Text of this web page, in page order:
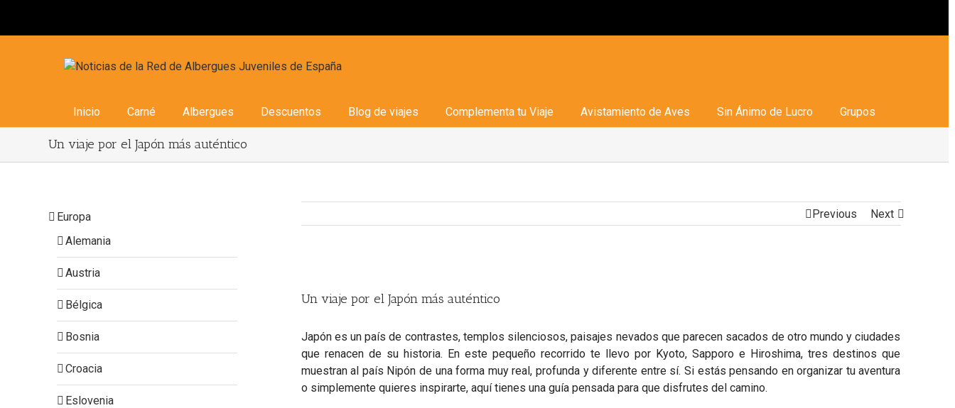
Inicio Carné Albergues Descuentos Blog de viajes Complementa tu Viaje Avistamiento de Aves Sin Ánimo de Lucro Grupos
Un viaje por el Japón más auténtico
Previous Next
Larger
Un viaje por el Japón más auténtico
Japón es un país de contrastes, templos silenciosos, paisajes nevados que parecen sacados de otro mundo y ciudades
que renacen de su historia. En este pequeño recorrido te llevo por Kyoto, Sapporo e Hiroshima, tres destinos que
muestran al país Nipón de una forma muy real, profunda y diferente entre sí. Si estás pensando en organizar tu aventura
o simplemente quieres inspirarte, aquí tienes una guía pensada para que disfrutes del camino.
Europa
Alemania
Austria
Bélgica
Bosnia
Croacia
Eslovenia